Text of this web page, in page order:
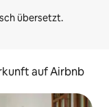
auf Airbnb